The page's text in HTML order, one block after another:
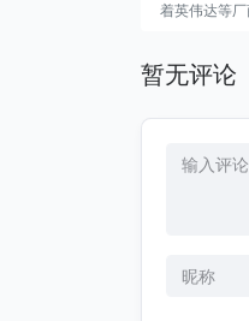
着英伟达等
暂无评论